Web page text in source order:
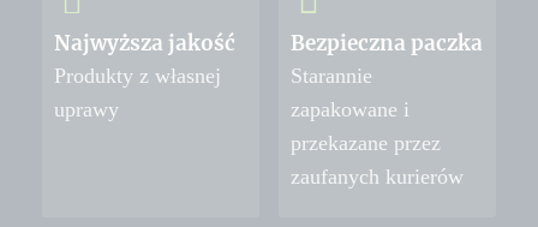
Najwyższa jakość
Produkty z własnej
uprawy
Bezpieczna paczka
Starannie
zapakowane i
przekazane przez
zaufanych kurierów